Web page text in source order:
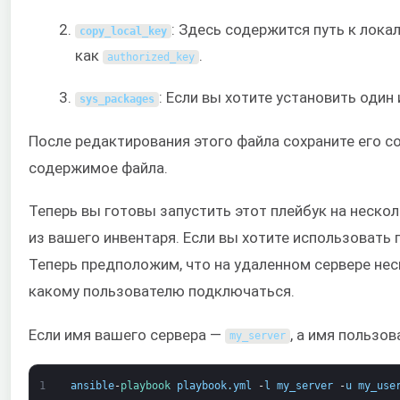
copy_local_key : Здесь содержится путь к
как
authorized_key .
sys_packages : Если вы хотите установить
После редактирования этого файла сохраните
содержимое файла.
Теперь вы готовы запустить этот плейбук на
из вашего инвентаря. Если вы хотите
Теперь предположим, что на удаленном сервере
какому пользователю подключаться.
Если имя вашего сервера — my_server , а имя
1 ansible-playbook playbook.yml - l my_server -u